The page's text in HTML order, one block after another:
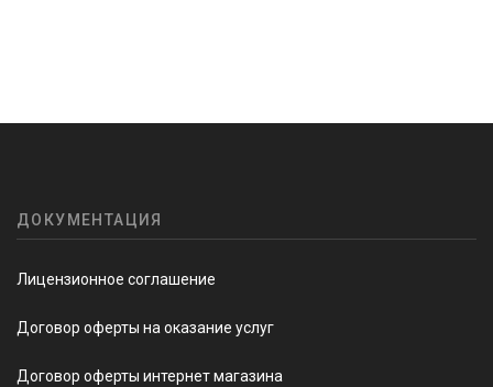
ДОКУМЕНТАЦИЯ
Лицензионное соглашение
Договор оферты на оказание услуг
Договор оферты интернет магазина